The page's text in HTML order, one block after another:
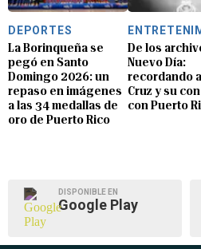
DEPORTES
La Borinqueña se
pegó en Santo
Domingo 2026: un
repaso en imágenes
a las 34 medallas de
oro de Puerto Rico
De los
Nuevo Día:
recordando
Cruz y su
con Puerto
DISPONIBLE EN
Google Play